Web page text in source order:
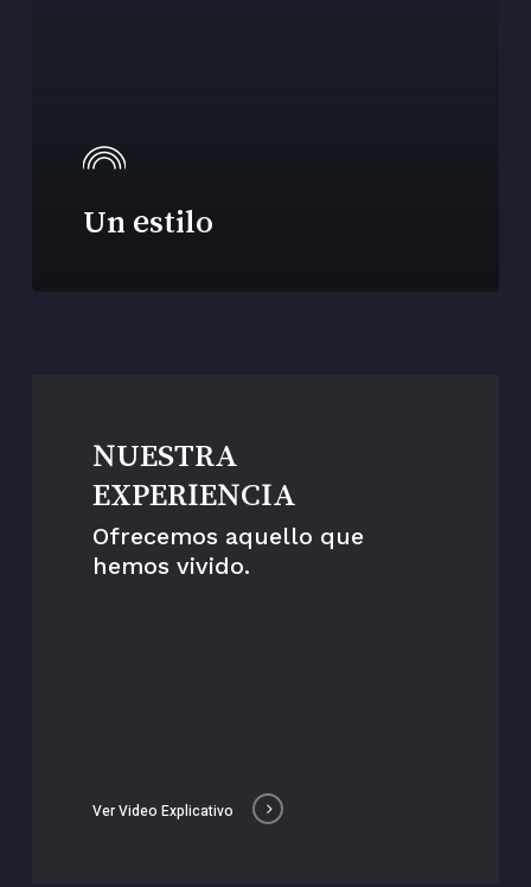
Un estilo
NUESTRA
EXPERIENCIA
Ofrecemos aquello que
hemos vivido.
Ver Video Explicativo